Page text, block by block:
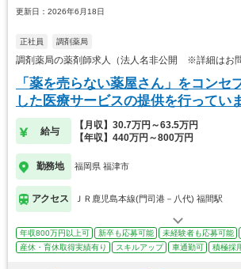
更新日：2026年6月18日
正社員 調剤薬局
調剤薬局の薬剤師求人（法人名非公開 ※詳細はお問
「薬を売らない薬屋さん」をコンセ
した医療サービスの提供を行ってい
給与
【月収】30.7万円～63.5万円
【年収】440万円～800万円
勤務地 福岡県 福津市
アクセス ＪＲ鹿児島本線(門司港－八代) 福間駅
年収800万円以上可 新卒も応募可能 未経験者も応募可能
産休・育休取得実績有り
スキルアップ 車通勤可 積極採